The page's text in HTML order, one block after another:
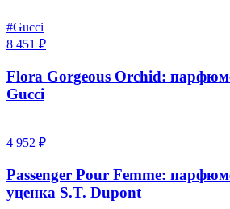
#Gucci
8 451 ₽
Flora Gorgeous Orchid:
Gucci
4 952 ₽
Passenger Pour Femme:
уценка S.T. Dupont